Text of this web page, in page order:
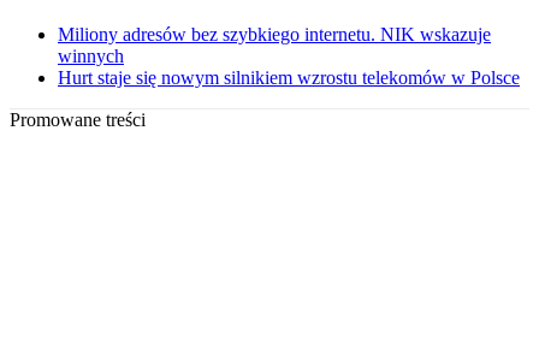
Miliony adresów bez szybkiego internetu. NIK wskazuje
winnych
Hurt staje się nowym silnikiem wzrostu telekomów w Polsce
Promowane treści